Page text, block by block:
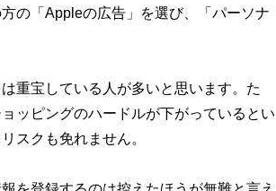
の「Appleの広告」を選び、「パーソナ
重宝している人が多いと思います。た
ッピングのハードルが下がっているとい
スクも免れません。